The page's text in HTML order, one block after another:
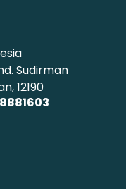
Sudirman
12190